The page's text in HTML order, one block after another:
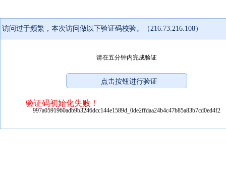
访问过于频繁，本次访问做以下验证码校验。（216.73.216.108）
请在五分钟内完成验证
验证码初始化失败！
997a0591960adb9b3246dcc144e1589d_0de2ffdaa24b4c47b85a83b7cd0ed4f2